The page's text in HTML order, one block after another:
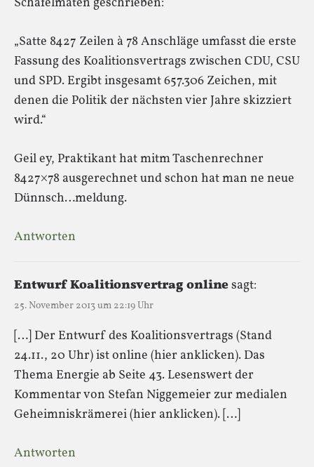
„Satte 8427 Zeilen à 78 Anschläge umfasst die erste
Fassung des Koalitionsvertrags zwischen CDU, CSU
und SPD. Ergibt insgesamt 657.306 Zeichen, mit
denen die Politik der nächsten vier Jahre skizziert
wird.“
Geil ey, Praktikant hat mitm Taschenrechner
8427×78 ausgerechnet und schon hat man ne neue
Dünnsch…meldung.
Antworten
Entwurf Koalitionsvertrag onlinesagt:
25. November 2013 um 22:19 Uhr
[…] Der Entwurf des Koalitionsvertrags (Stand
24.11., 20 Uhr) ist online (hier anklicken). Das
Thema Energie ab Seite 43. Lesenswert der
Kommentar von Stefan Niggemeier zur medialen
Geheimniskrämerei (hier anklicken). […]
Antworten